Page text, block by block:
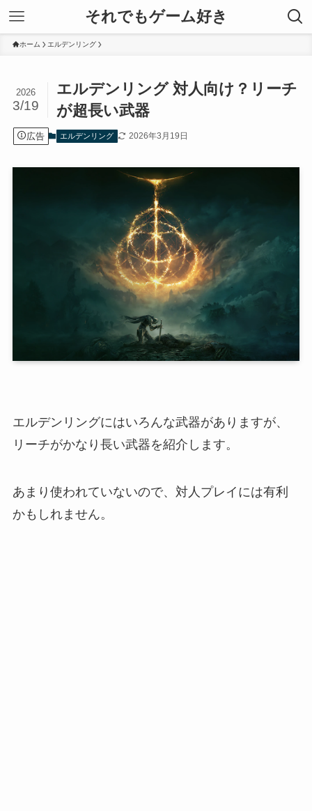
それでもゲーム好き
ホーム エルデンリング
エルデンリング 対人向け？リーチ
が超長い武器
2026
3/19
広告 エルデンリング 2026年3月19日
エルデンリングにはいろんな武器がありますが、
リーチがかなり長い武器を紹介します。
あまり使われていないので、対人プレイには有利
かもしれません。